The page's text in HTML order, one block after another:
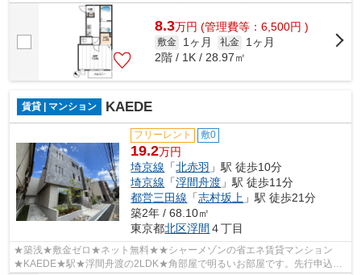
ッキリ暮らしをしませんか。エアコン完備で年中快適♪...
8.3万円 (管理費等：6,500円 )
敷金 1ヶ月 礼金
1ヶ月
2階 / 1K / 28.97㎡
賃貸 | マンション KAEDE
フリーレント 敷0
19.2万円
埼京線 「北赤羽 」駅 徒歩10分
埼京線 「浮間舟渡 」駅 徒歩11分
都営三田線 「志村坂上 」駅 徒歩21分
築2年 / 68.10㎡
東京都北区浮間 ４丁目
★築浅★敷金ゼロ★ネット無料★★シャーメゾンの省エネ賃貸マンション
★KAEDE★駅★浮間舟渡の2LDK★角部屋で明るいお部屋です。先行申込受